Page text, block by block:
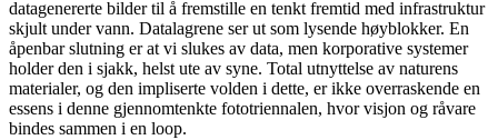
datagenererte bilder til å fremstille en tenkt fremtid med infrastruktur
skjult under vann. Datalagrene ser ut som lysende høyblokker. En
åpenbar slutning er at vi slukes av data, men korporative systemer
holder den i sjakk, helst ute av syne. Total utnyttelse av naturens
materialer, og den impliserte volden i dette, er ikke overraskende en
essens i denne gjennomtenkte fototriennalen, hvor visjon og råvare
bindes sammen i en loop.